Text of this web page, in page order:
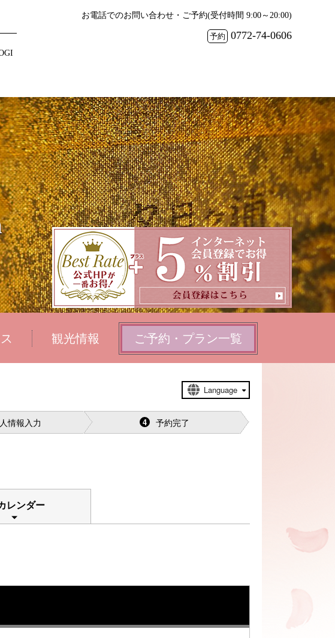
お電話でのお問い合わせ・ご予約(受付時間 9:00～20:00)
予約 0772-74-0606
観光情報 ご予約・プラン一覧
情報入力 4 予約完了
レンダー